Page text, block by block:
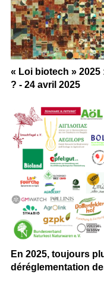
« Loi biotech »
? - 24 avril 2025
En 2025, toujours
déréglementation